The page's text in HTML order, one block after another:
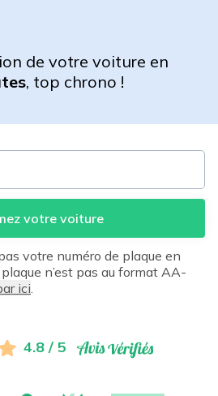
de votre voiture en
, top chrono !
votre voiture
votre numéro de plaque en
n’est pas au format AA-
ici
4.8 / 5